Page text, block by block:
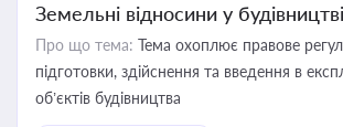
Земельні відносини у будівництві
Про що тема: Тема охоплює правове
підготовки, здійснення та введення в
об’єктів будівництва